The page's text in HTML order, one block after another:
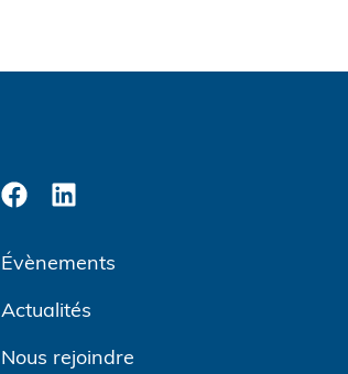
Évènements
Actualités
Nous rejoindre